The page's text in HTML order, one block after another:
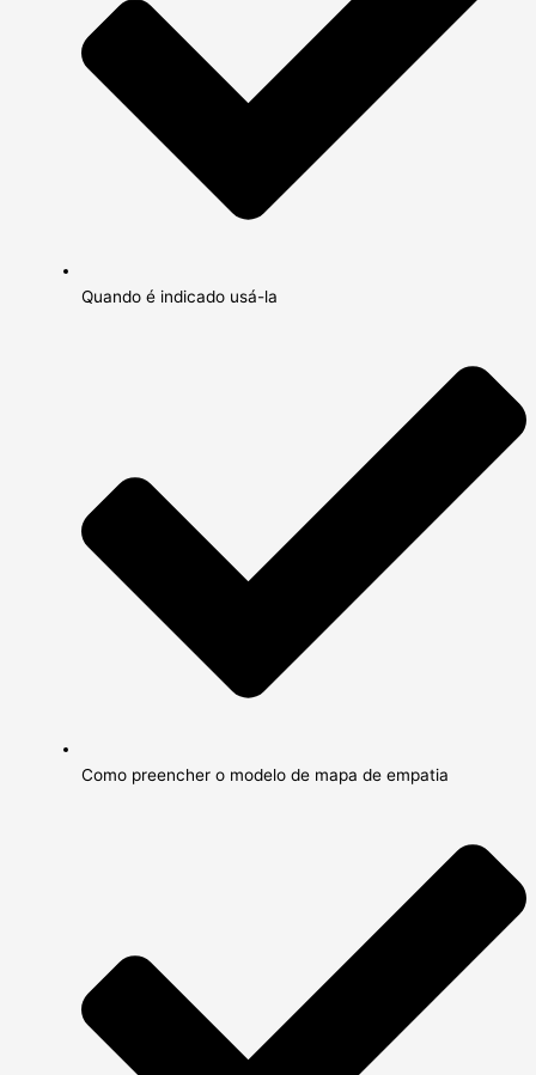
Quando é indicado usá-la
Como preencher o modelo de mapa de empatia